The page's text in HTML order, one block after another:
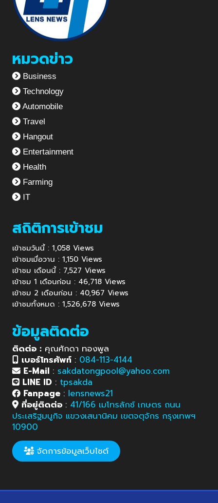
หมวดข่าว
Business
Technology
Automobile
Travel
Hangout
Entertainment
Health
Farming
IT
สถิติการเข้าชม
เข้าชมวันนี้ : 1,058 Views
เข้าชมเมื่อวาน : 1,150 Views
เข้าชม เดือนนี้ : 7,527 Views
เข้าชม 1 เดือนก่อน : 46,718 Views
เข้าชม 2 เดือนก่อน : 40,967 Views
เข้าชมทั้งหมด : 1,526,678 Views
ข้อมูลติดต่อ
ติดต่อ : คุณศักดา ทองพูล
เบอร์โทรศัพท์ : 084-113-4144
E-Mail : sakdatongpool@yahoo.com
LINE ID : tpsakda
Fanpage : lensnews21
ที่อยู่ติดต่อ : 41/166 เมโทรลักซ์ เกษตร ถนน
ประเสริฐมนูกิจ แขวงเสนานิคม เขตจตุจักร กรุงเทพฯ
10900
จัดการข้อมูลเว็บไซต์